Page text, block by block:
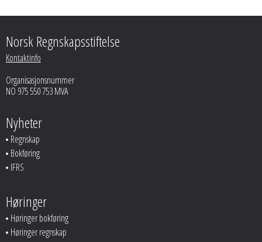
Norsk Regnskapsstiftelse
Kontaktinfo
Organisasjonsnummer
NO 975 550 753 MVA
Nyheter
Regnskap
Bokføring
IFRS
Høringer
Høringer bokføring
Høringer regnskap